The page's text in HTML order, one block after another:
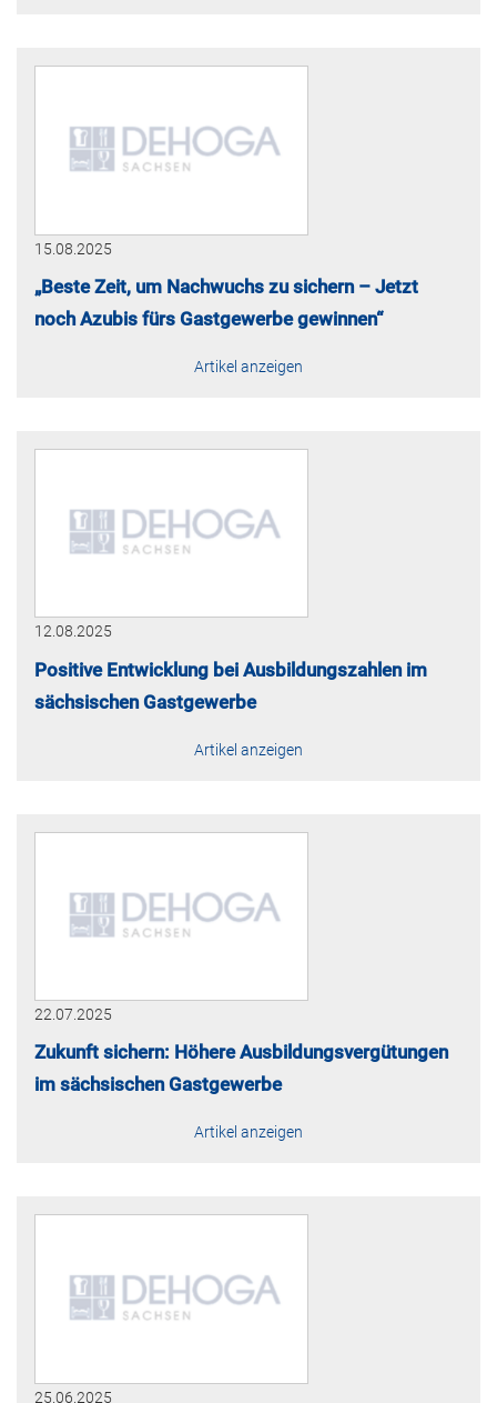
15.08.2025
„Beste Zeit, um Nachwuchs zu sichern – Jetzt
noch Azubis fürs Gastgewerbe gewinnen“
Artikel anzeigen
12.08.2025
Positive Entwicklung bei Ausbildungszahlen im
sächsischen Gastgewerbe
Artikel anzeigen
22.07.2025
Zukunft sichern: Höhere Ausbildungsvergütungen
im sächsischen Gastgewerbe
Artikel anzeigen
25.06.2025